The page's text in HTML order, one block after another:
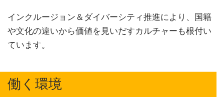
インクルージョン＆ダイバーシティ推進により、国籍
や文化の違いから価値を見いだすカルチャーも根付い
ています。
働く環境